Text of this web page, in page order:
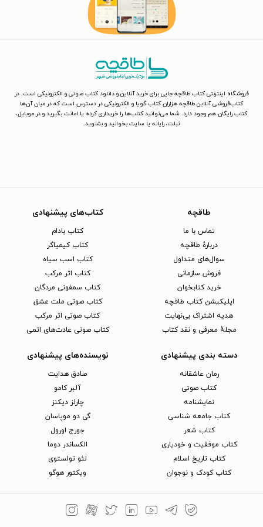
فروشگاه اینترنتی کتاب طاقچه جایی برای خرید آنلاین و دانلود کتاب صوتی و الکترونیکی است. در
کتاب‌فروشی آنلاین طاقچه هزاران کتاب گویا و الکترونیکی در دسترس است که در میان آن‌ها
کتاب رایگان هم وجود دارد. شما می‌توانید کتاب‌ها را خریداری کرده یا امانت بگیرید و در موبایل،
تبلت، رایانه یا سایت بخوانید و بشنوید.
طاقچه
تماس با ما
دربارهٔ طاقچه
سوال‌های متداول
فروش سازمانی
خرید کتابخوان
اپلیکیشن کتاب طاقچه
هدیه اشتراک بی‌نهایت
مجلهٔ معرفی و نقد کتاب
کتاب‌های پیشنهادی
کتاب بادام
کتاب کیمیاگر
کتاب اسب سیاه
کتاب اثر مرکب
کتاب سمفونی مردگان
کتاب صوتی ملت عشق
کتاب صوتی اثر مرکب
کتاب صوتی عادت‌های اتمی
دسته بندی پیشنهادی
رمان عاشقانه
کتاب‌ صوتی
نمایشنامه
کتاب جامعه شناسی
کتاب شعر
کتاب موفقیت و خودیاری
کتاب تاریخ اسلام
کتاب کودک و نوجوان
نویسنده‌های پیشنهادی
صادق هدایت
آلبر کامو
چارلز دیکنز
گی دو موپاسان
جورج اورول
الکساندر دوما
لئو تولستوی
ویکتور هوگو